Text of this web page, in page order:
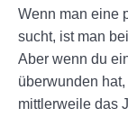
Wenn man eine
sucht, ist man
Aber wenn du
überwunden
mittlerweile das